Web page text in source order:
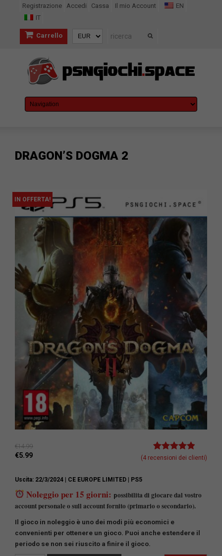
Registrazione Accedi Cassa Il mio Account
EN
IT
Carrello
DRAGON’S DOGMA 2
IN OFFERTA!
Valutato5.00
4
(4 recensioni dei clienti)
€14.99
€5.99
Uscita: 22/3/2024 | CE EUROPE LIMITED | PS5
Noleggio per 15 giorni: possibilita di giocare dal vostro
account personale o sull account fornito (primario o secondario).
Il gioco in noleggio è uno dei modi più economici e
convenienti per ottenere un gioco. Puoi anche estendere il
periodo se non sei riuscito a finire il gioco.